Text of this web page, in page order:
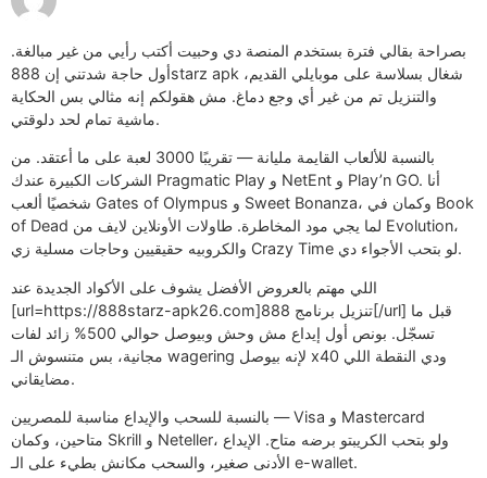
بصراحة بقالي فترة بستخدم المنصة دي وحبيت أكتب رأيي من غير مبالغة.
أول حاجة شدتني إن 888starz apk شغال بسلاسة على موبايلي القديم،
والتنزيل تم من غير أي وجع دماغ. مش هقولكم إنه مثالي بس الحكاية
ماشية تمام لحد دلوقتي.
بالنسبة للألعاب القايمة مليانة — تقريبًا 3000 لعبة على ما أعتقد. من
الشركات الكبيرة عندك Pragmatic Play و NetEnt و Play’n GO. أنا
شخصيًا ألعب Gates of Olympus و Sweet Bonanza، وكمان في Book
of Dead لما يجي مود المخاطرة. طاولات الأونلاين لايف من Evolution،
والكروبيه حقيقيين وحاجات مسلية زي Crazy Time لو بتحب الأجواء دي.
اللي مهتم بالعروض الأفضل يشوف على الأكواد الجديدة عند
[url=https://888starz-apk26.com]تنزيل برنامج 888[/url] قبل ما
تسجّل. بونص أول إيداع مش وحش وبيوصل حوالي 500% زائد لفات
مجانية، بس متنسوش الـ wagering لإنه بيوصل x40 ودي النقطة اللي
مضايقاني.
بالنسبة للسحب والإيداع مناسبة للمصريين — Visa و Mastercard
متاحين، وكمان Skrill و Neteller، ولو بتحب الكريبتو برضه متاح. الإيداع
الأدنى صغير، والسحب مكانش بطيء على الـ e-wallet.